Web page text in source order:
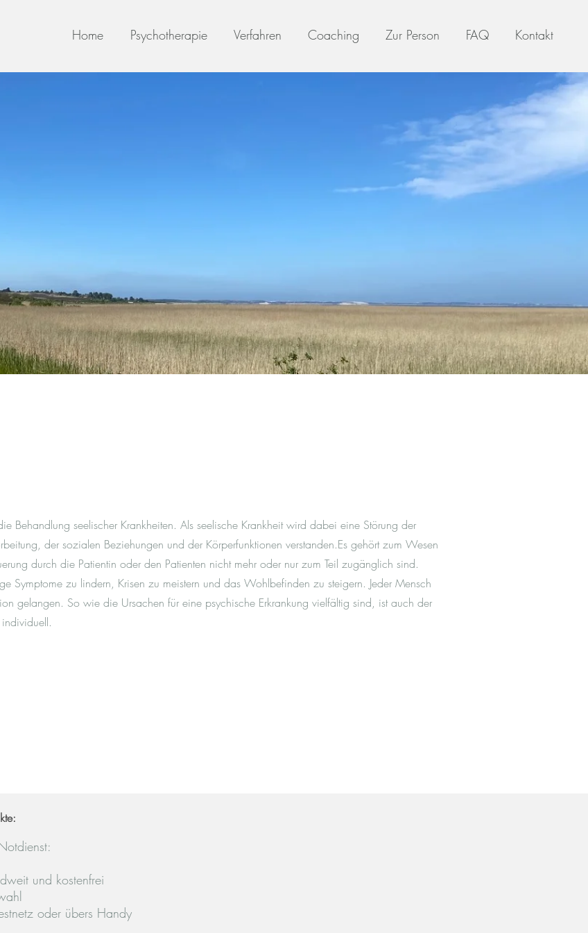
Home Psychotherapie Verfahren Coaching Zur Person FAQ Kontakt
Behandlung seelischer Krankheiten. Als seelische Krankheit wird dabei eine Störung der
der sozialen Beziehungen und der Körperfunktionen verstanden.Es gehört zum Wesen
durch die Patientin oder den Patienten nicht mehr oder nur zum Teil zugänglich sind.
Symptome zu lindern, Krisen zu meistern und das Wohlbefinden zu steigern. Jeder Mensch
gelangen. So wie die Ursachen für eine psychische Erkrankung vielfältig sind, ist auch der
und kostenfrei
oder übers Handy